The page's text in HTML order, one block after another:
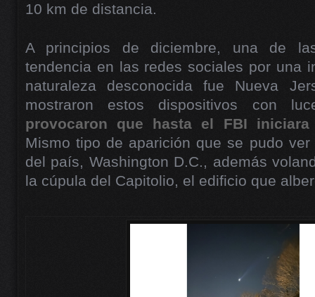
10 km de distancia.
A principios de diciembre, una de
tendencia en las redes sociales por una
naturaleza desconocida fue Nueva
mostraron estos dispositivos con
provocaron que hasta el FBI
Mismo tipo de aparición que se pudo
del país, Washington D.C., además
la cúpula del Capitolio, el edificio que